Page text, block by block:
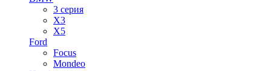
3 серия
X3
X5
Ford
Focus
Mondeo